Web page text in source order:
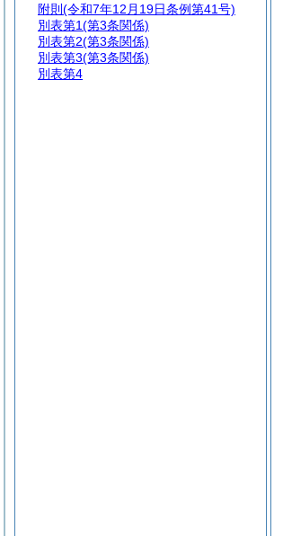
附則 (令和7年12月19日条例第41号)
別表第1(第3条関係)
別表第2(第3条関係)
別表第3(第3条関係)
別表第4